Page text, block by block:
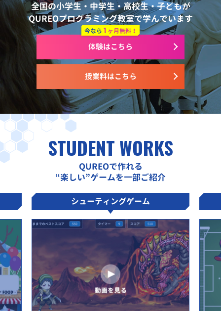
全国の小学生・中学生・高校生・子どもが
QUREOプログラミング教室で学んでいます
授業料はこちら
今なら 1 ヶ月無料！
体験はこちら
STUDENT WORKS
QUREOで作れる
“楽しい”ゲームを一部ご紹介
シューティングゲーム